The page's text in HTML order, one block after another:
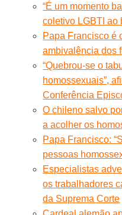
“É um momento
coletivo LGBTI ao
Papa Francisco é
ambivalência dos
“Quebrou-se o
homossexuais”,
Conferência
O chileno salvo
a acolher os
Papa Francisco:
pessoas
Especialistas
os trabalhadores
da Suprema Corte